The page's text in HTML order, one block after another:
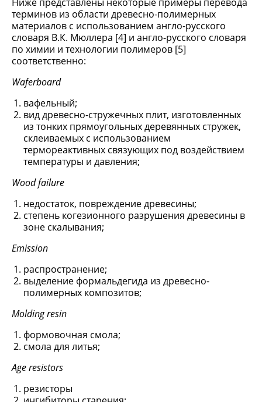
терминов из области древесно-полимерных
материалов с использованием англо-русского
словаря В.К. Мюллера [4] и англо-русского словаря
по химии и технологии полимеров [5]
соответственно:
Waferboard
вафельный;
вид древесно-стружечных плит, изготовленных
из тонких прямоугольных деревянных стружек,
склеиваемых с использованием
термореактивных связующих под воздействием
температуры и давления;
Wood failure
недостаток, повреждение древесины;
степень когезионного разрушения древесины в
зоне скалывания;
Emission
распространение;
выделение формальдегида из древесно-
полимерных композитов;
Molding resin
формовочная смола;
смола для литья;
Age resistors
резисторы